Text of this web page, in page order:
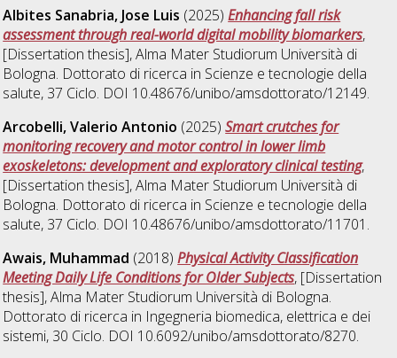
Albites Sanabria, Jose Luis (2025)Enhancing fall risk
assessment through real-world digital mobility biomarkers,
[Dissertation thesis], Alma Mater Studiorum Università di
Bologna. Dottorato di ricerca in Scienze e tecnologie della
salute, 37 Ciclo. DOI 10.48676/unibo/amsdottorato/12149.
Arcobelli, Valerio Antonio (2025)Smart crutches for
monitoring recovery and motor control in lower limb
exoskeletons: development and exploratory clinical testing,
[Dissertation thesis], Alma Mater Studiorum Università di
Bologna. Dottorato di ricerca in Scienze e tecnologie della
salute, 37 Ciclo. DOI 10.48676/unibo/amsdottorato/11701.
Awais, Muhammad (2018)Physical Activity Classification
Meeting Daily Life Conditions for Older Subjects, [Dissertation
thesis], Alma Mater Studiorum Università di Bologna.
Dottorato di ricerca in Ingegneria biomedica, elettrica e dei
sistemi, 30 Ciclo. DOI 10.6092/unibo/amsdottorato/8270.